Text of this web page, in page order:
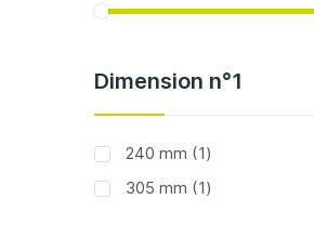
Dimension n°1
240 mm 1article
305 mm
1article